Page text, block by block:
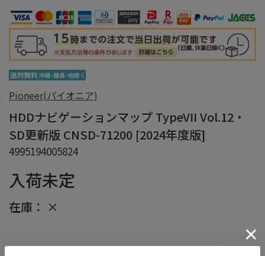
Pioneer(パイオニア)
HDDナビゲーションマップ TypeVII Vol.12・
SD更新版 CNSD-71200 [2024年度版]
4995194005824
入荷未定
在庫： ×